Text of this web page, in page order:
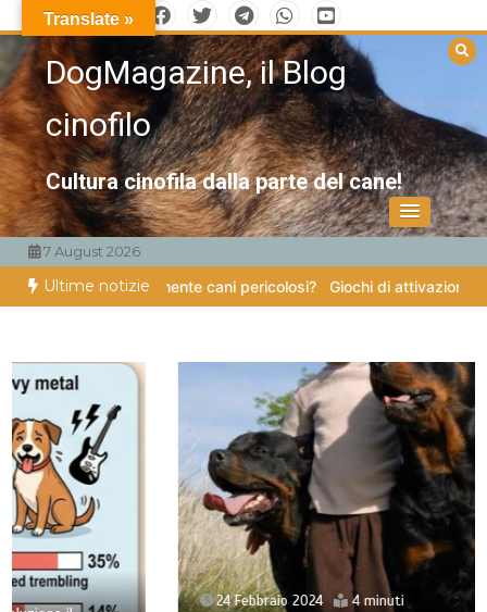
al
contenutoDogMagazine, il Blog
cinofilo
Cultura cinofila dalla parte del cane!
7 August 2026
Ultime notizie
Esistono veramente cani pericolosi? Giochi di attivazione mentale
24 Febbraio 2024 4 minuti
Translate »